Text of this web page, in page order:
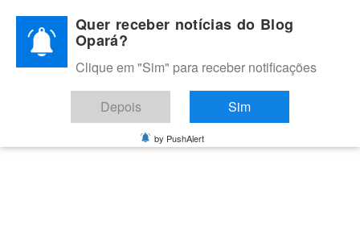
content
BLOG OPARÁ
Melhores notícias de Juazeiro, Petrolina e do Vale do São
Francisco
Quer receber notícias do Blog
Opará?
Clique em "Sim" para receber notificações
Depois Sim
by PushAlert